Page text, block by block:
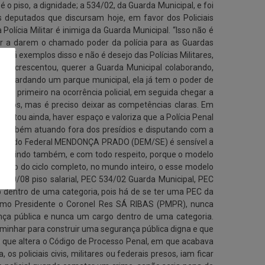
piso, a dignidade; a 534/02, da Guarda Municipal, e foi
que discursam hoje, em favor dos Policiais
Militar é inimiga da Guarda Municipal. “Isso não é
darem o chamado poder da polícia para as Guardas
há exemplos disso e não é desejo das Polícias Militares,
acrescentou, querer a Guarda Municipal colaborando,
um parque municipal, ela já tem o poder de
primeiro na ocorrência policial, em seguida chegar a
mas é preciso deixar as competências claras. Em
ainda, haver espaço e valoriza que a Polícia Penal
atuando fora dos presídios e disputando com a
Federal MENDONÇA PRADO (DEM/SE) é sensível a
também, e com todo respeito, porque o modelo
do ciclo completo, no mundo inteiro, o esse modelo
08 piso salarial, PEC 534/02 Guarda Municipal, PEC
de uma categoria, pois há de se ter uma PEC da
Presidente o Coronel Res SÁ RIBAS (PMPR), nunca
pública e nunca um cargo dentro de uma categoria.
para construir uma segurança pública digna e que
altera o Código de Processo Penal, em que acabava
policiais civis, militares ou federais presos, iam ficar